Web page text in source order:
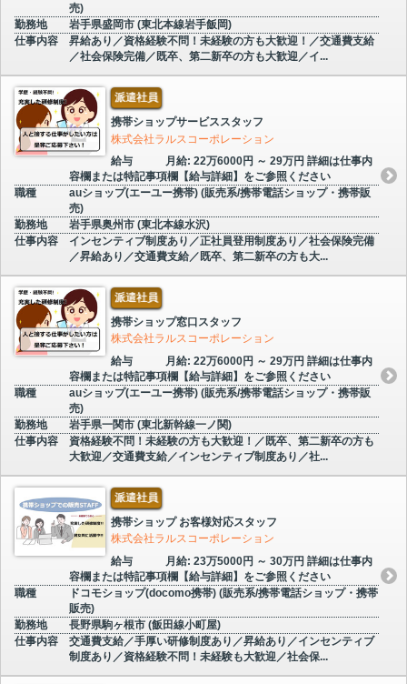
売)
勤務地
岩手県盛岡市 (東北本線岩手飯岡)
仕事内容
昇給あり／資格経験不問！未経験の方も大歓迎！／交通費支給
／社会保険完備／既卒、第二新卒の方も大歓迎／イ...
派遣社員
携帯ショップサービススタッフ
株式会社ラルスコーポレーション
給与
月給: 22万6000円 ～ 29万円 詳細は仕事内
容欄または特記事項欄【給与詳細】をご参照ください
職種
auショップ(エーユー携帯) (販売系/携帯電話ショップ・携帯販
売)
勤務地
岩手県奥州市 (東北本線水沢)
仕事内容
インセンティブ制度あり／正社員登用制度あり／社会保険完備
／昇給あり／交通費支給／既卒、第二新卒の方も大...
派遣社員
携帯ショップ窓口スタッフ
株式会社ラルスコーポレーション
給与
月給: 22万6000円 ～ 29万円 詳細は仕事内
容欄または特記事項欄【給与詳細】をご参照ください
職種
auショップ(エーユー携帯) (販売系/携帯電話ショップ・携帯販
売)
勤務地
岩手県一関市 (東北新幹線一ノ関)
仕事内容
資格経験不問！未経験の方も大歓迎！／既卒、第二新卒の方も
大歓迎／交通費支給／インセンティブ制度あり／社...
派遣社員
携帯ショップ お客様対応スタッフ
株式会社ラルスコーポレーション
給与
月給: 23万5000円 ～ 30万円 詳細は仕事内
容欄または特記事項欄【給与詳細】をご参照ください
職種
ドコモショップ(docomo携帯) (販売系/携帯電話ショップ・携帯
販売)
勤務地
長野県駒ヶ根市 (飯田線小町屋)
仕事内容
交通費支給／手厚い研修制度あり／昇給あり／インセンティブ
制度あり／資格経験不問！未経験も大歓迎／社会保...